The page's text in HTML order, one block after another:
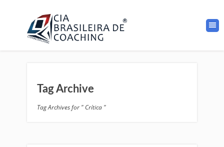
Tag Archive
Tag Archives for " Crítica "